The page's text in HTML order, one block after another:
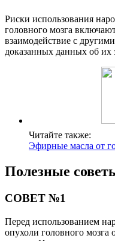
Риски использования
головного мозга
взаимодействие с
доказанных данных об их
Читайте также:
Эфирные масла от
Полезные
СОВЕТ №1
Перед использованием
опухоли головного мозга